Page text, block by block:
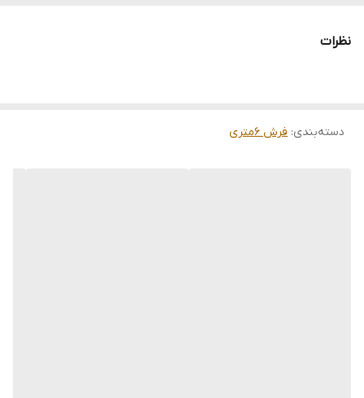
از فلسطین اشعالی) پذیرفته میشود
نظرات
دسته‌بندی: فرش 6متری